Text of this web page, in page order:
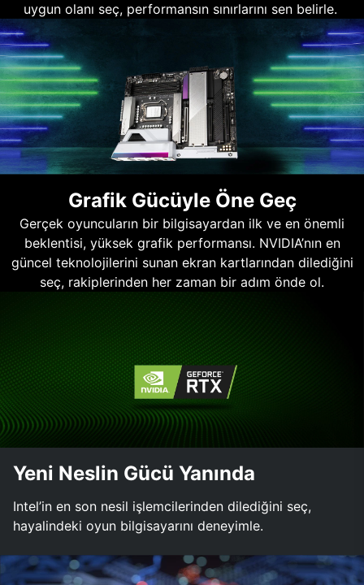
uygun olanı seç, performansın sınırlarını sen belirle.
Grafik Gücüyle Öne Geç
Gerçek oyuncuların bir bilgisayardan ilk ve en önemli
beklentisi, yüksek grafik performansı. NVIDIA’nın en
güncel teknolojilerini sunan ekran kartlarından dilediğini
seç, rakiplerinden her zaman bir adım önde ol.
Yeni Neslin Gücü Yanında
Intel’in en son nesil işlemcilerinden dilediğini seç,
hayalindeki oyun bilgisayarını deneyimle.